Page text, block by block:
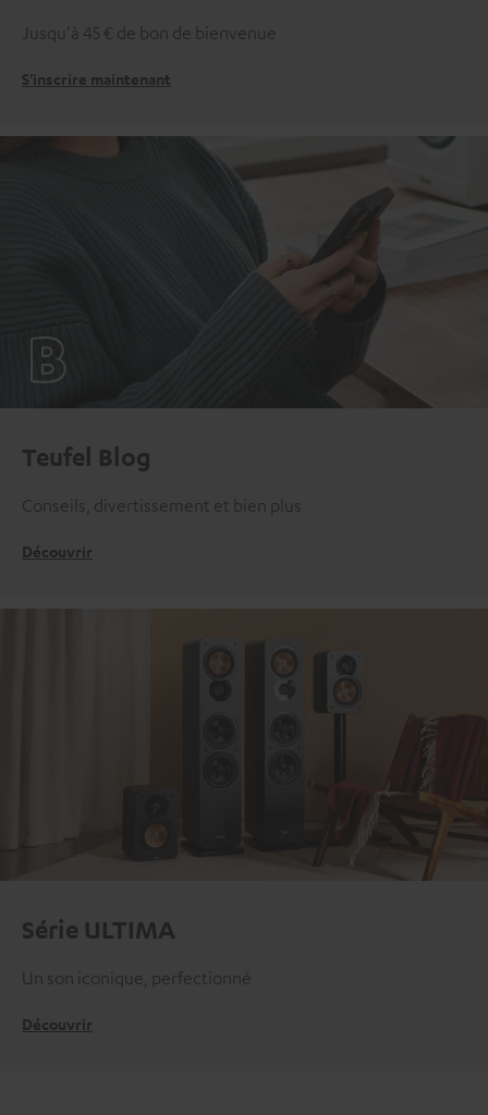
Jusqu'à 45 € de bon de bienvenue
S'inscrire maintenant
Teufel Blog
Conseils, divertissement et bien plus
Découvrir
Série ULTIMA
Un son iconique, perfectionné
Découvrir